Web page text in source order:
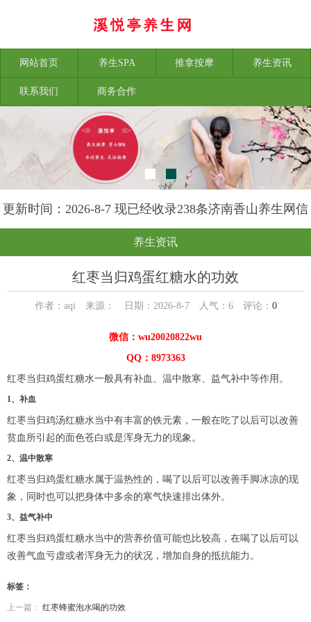
网站首页 养生SPA 推拿按摩 养生资讯
联系我们 商务合作
更新时间：2026-8-7 现已经收录238条济南香山养生网信
息
养生资讯
红枣当归鸡蛋红糖水的功效
作者：aqi 来源： 日期：2026-8-7 人气： 6评论： 0
微信：wu20020822wu
QQ：8973363
红枣当归鸡蛋红糖水一般具有补血、温中散寒、益气补中等作用。
1、补血
红枣当归鸡汤红糖水当中有丰富的铁元素，一般在吃了以后可以改善
贫血所引起的面色苍白或是浑身无力的现象。
2、温中散寒
红枣当归鸡蛋红糖水属于温热性的，喝了以后可以改善手脚冰凉的现
象，同时也可以把身体中多余的寒气快速排出体外。
3、益气补中
红枣当归鸡蛋红糖水当中的营养价值可能也比较高，在喝了以后可以
改善气血亏虚或者浑身无力的状况，增加自身的抵抗能力。
标签：
上一篇： 红枣蜂蜜泡水喝的功效